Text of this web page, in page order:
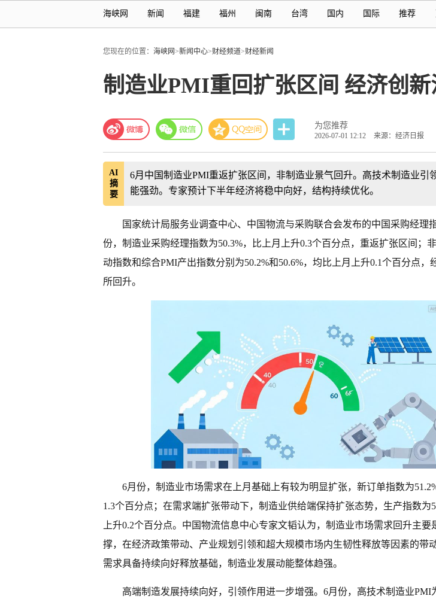
海峡网 新闻 福建 福州 闽南 台湾 国内 国际 推荐
您现在的位置： 海峡网>新闻中心>财经频道>财经新闻
制造业PMI重回扩张区间 经济创
为您推荐
2026-07-01 12:12 来源：经济日报
AI
摘
要
6月中国制造业PMI重返扩张区间，非制造业景气回升。高技术制造业引
能强劲。专家预计下半年经济将稳中向好，结构持续优化。
国家统计局服务业调查中心、中国物流与采购联合会发布的中国采购经理
份，制造业采购经理指数为50.3%，比上月上升0.3个百分点，重返扩张区间；
动指数和综合PMI产出指数分别为50.2%和50.6%，均比上月上升0.1个百分点，
所回升。
6月份，制造业市场需求在上月基础上有较为明显扩张，新订单指数为
1.3个百分点；在需求端扩张带动下，制造业供给端保持扩张态势，生产指数为
上升0.2个百分点。中国物流信息中心专家文韬认为，制造业市场需求回升主要
撑，在经济政策带动、产业规划引领和超大规模市场内生韧性释放等因素的带
需求具备持续向好释放基础，制造业发展动能整体趋强。
高端制造发展持续向好，引领作用进一步增强。6月份，高技术制造业PMI